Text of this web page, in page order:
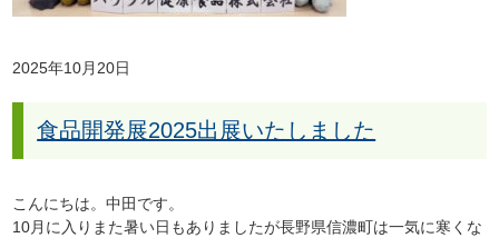
2025年10月20日
食品開発展2025出展いたしました
こんにちは。中田です。
10月に入りまた暑い日もありましたが長野県信濃町は一気に寒くな